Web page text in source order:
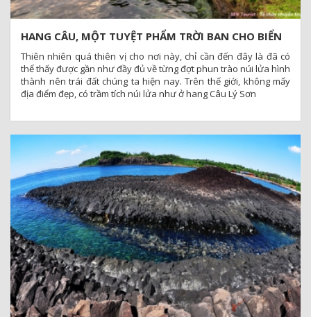
HANG CÂU, MỘT TUYỆT PHẨM TRỜI BAN CHO BIỂN
LÝ SƠN - QUẢNG NGÃI
Thiên nhiên quá thiên vị cho nơi này, chỉ cần đến đây là đã có
thể thấy được gần như đầy đủ về từng đợt phun trào núi lửa hình
thành nên trái đất chúng ta hiện nay. Trên thế giới, không mấy
địa điểm đẹp, có trầm tích núi lửa như ở hang Câu Lý Sơn